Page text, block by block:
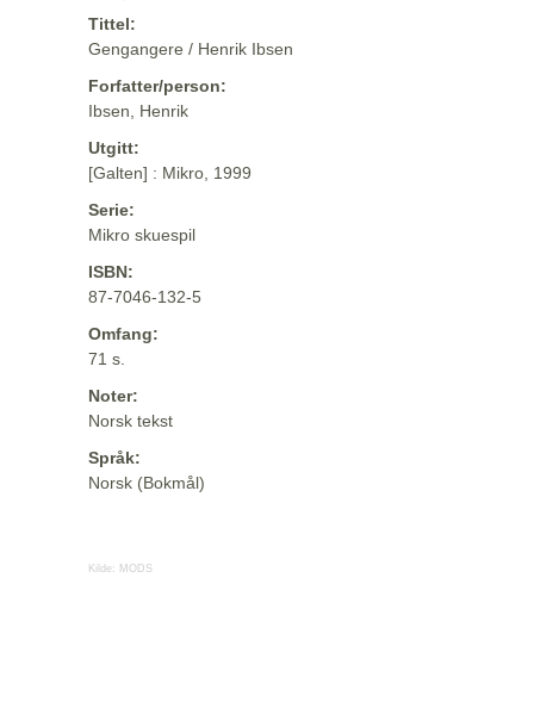
Tittel:
Gengangere / Henrik Ibsen
Forfatter/person:
Ibsen, Henrik
Utgitt:
[Galten] : Mikro, 1999
Serie:
Mikro skuespil
ISBN:
87-7046-132-5
Omfang:
71 s.
Noter:
Norsk tekst
Språk:
Norsk (Bokmål)
Kilde: MODS